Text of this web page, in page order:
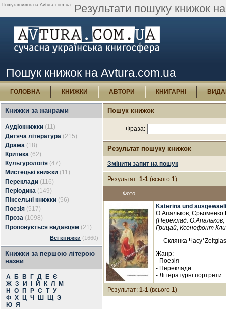
Пошук книжок на Avtura.com.ua. Результати пошуку книжок
Пошук книжок на Avtura.com.ua
ГОЛОВНА КНИЖКИ АВТОРИ КНИГАРНІ
Книжки за жанрами
Аудіокнижки (11)
Дитяча література (215)
Драма (18)
Критика (62)
Культурологія (47)
Мистецькі книжки (11)
Переклади (116)
Періодика (149)
Піксельні книжки (56)
Поезія (517)
Проза (1098)
Пропонується видавцям (21)
Всі книжки (1660)
Книжки за першою літерою
назви
А Б В Г Д Е Є
Ж З И Й К Л
М
Н
О П Р С Т У
Ф Х Ц Ч Ш Щ Э
Ю Я
Пошук книжок
Фраза:
Результат пошуку книжок
Змінити запит на пошук
Результат: 1-1 (всього 1)
Фото
Katerina und
О.Апальков,
(Переклад:
Грицай, Ксенофонт
— Склянка
Жанр:
- Поезія
- Переклади
- Літературні портрети
Результат: 1-1 (всього 1)